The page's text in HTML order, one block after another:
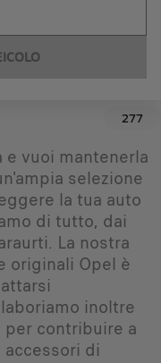
277
e vuoi mantenerla
selezione
la tua auto
di tutto, dai
La nostra
originali Opel è
inoltre
contribuire a
di